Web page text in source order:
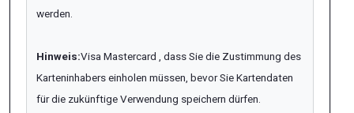
werden.
Hinweis:Visa Mastercard , dass Sie die Zustimmung des
Karteninhabers einholen müssen, bevor Sie Kartendaten
für die zukünftige Verwendung speichern dürfen.